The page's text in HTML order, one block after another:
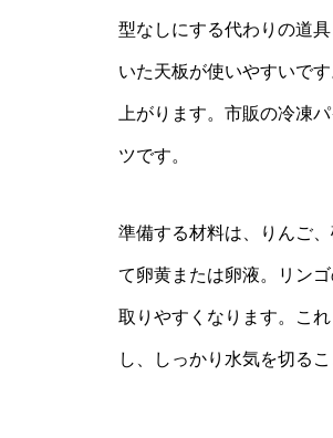
型なしにする代わりの道
いた天板が使いやすいで
上がります。市販の冷凍
ツです。
準備する材料は、りんご
て卵黄または卵液。リン
取りやすくなります。こ
し、しっかり水気を切る